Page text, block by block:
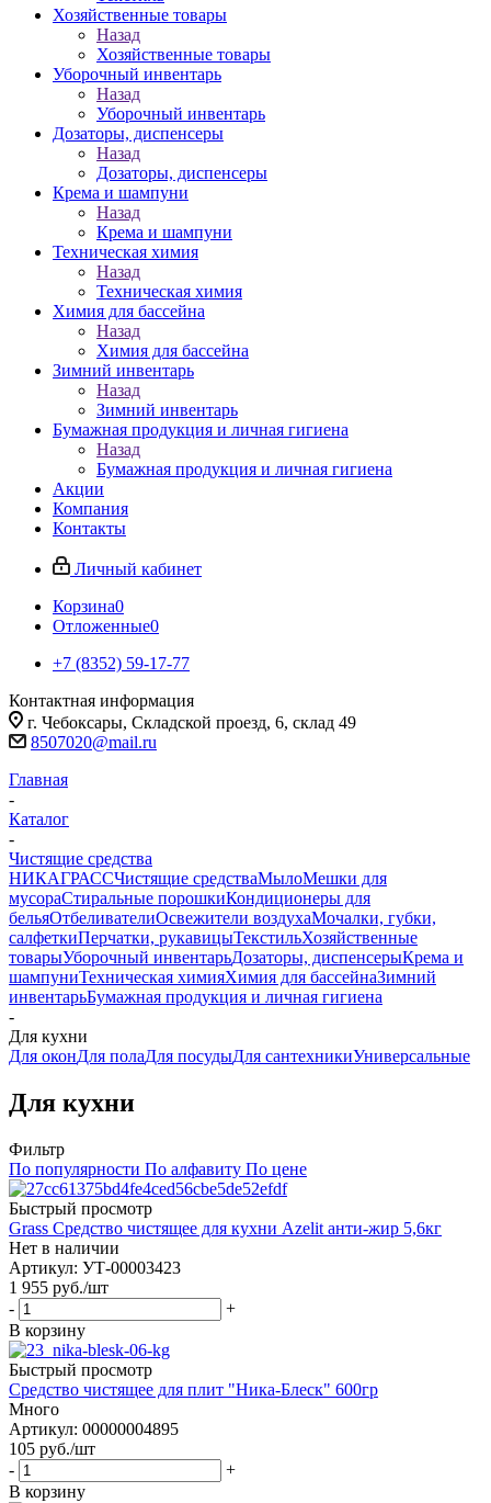
Хозяйственные товары
Назад
Хозяйственные товары
Уборочный инвентарь
Назад
Уборочный инвентарь
Дозаторы, диспенсеры
Назад
Дозаторы, диспенсеры
Крема и шампуни
Назад
Крема и шампуни
Техническая химия
Назад
Техническая химия
Химия для бассейна
Назад
Химия для бассейна
Зимний инвентарь
Назад
Зимний инвентарь
Бумажная продукция и личная гигиена
Назад
Бумажная продукция и личная гигиена
Акции
Компания
Контакты
Личный кабинет
Корзина0
Отложенные0
+7 (8352) 59-17-77
Контактная информация
г. Чебоксары, Складской проезд, 6, склад 49
8507020@mail.ru
Главная
-
Каталог
-
Чистящие средства
НИКАГРАССЧистящие средстваМылоМешки для
мусораСтиральные порошкиКондиционеры для
бельяОтбеливателиОсвежители воздухаМочалки, губки,
салфеткиПерчатки, рукавицыТекстильХозяйственные
товарыУборочный инвентарьДозаторы, диспенсерыКрема и
шампуниТехническая химияХимия для бассейнаЗимний
инвентарьБумажная продукция и личная гигиена
-
Для кухни
Для оконДля полаДля посудыДля сантехникиУниверсальные
Для кухни
Фильтр
По популярности По алфавиту По цене
Быстрый просмотр
Grass Средство чистящее для кухни Azelit анти-жир 5,6кг
Нет в наличии
Артикул: УТ-00003423
1 955 руб./шт
-
+
В корзину
Быстрый просмотр
Средство чистящее для плит "Ника-Блеск" 600гр
Много
Артикул: 00000004895
105 руб./шт
-
+
В корзину